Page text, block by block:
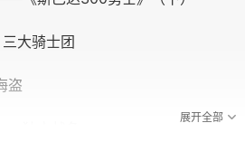
大骑士团
盗
展开全部